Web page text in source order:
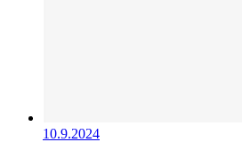
10.9.2024